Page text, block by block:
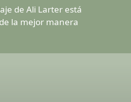
de Ali Larter está
la mejor manera